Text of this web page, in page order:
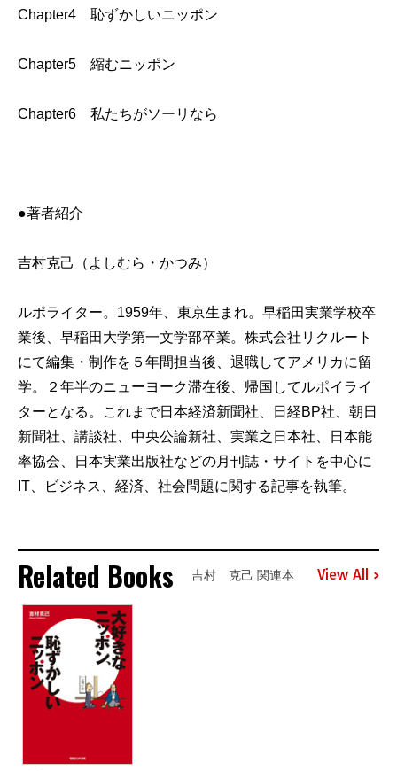
Chapter4 恥ずかしいニッポン
Chapter5 縮むニッポン
Chapter6 私たちがソーリなら
●著者紹介
吉村克己（よしむら・かつみ）
ルポライター。1959年、東京生まれ。早稲田実業学校卒
業後、早稲田大学第一文学部卒業。株式会社リクルート
にて編集・制作を５年間担当後、退職してアメリカに留
学。２年半のニューヨーク滞在後、帰国してルポイライ
ターとなる。これまで日本経済新聞社、日経BP社、朝日
新聞社、講談社、中央公論新社、実業之日本社、日本能
率協会、日本実業出版社などの月刊誌・サイトを中心に
IT、ビジネス、経済、社会問題に関する記事を執筆。
Related Books 吉村 克己 関連本 View All